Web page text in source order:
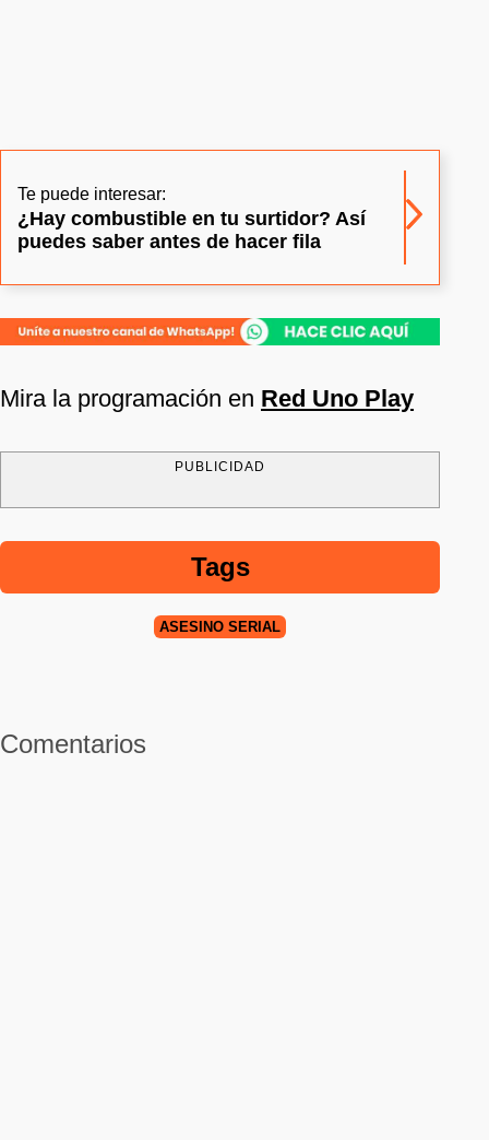
Te puede interesar:
¿Hay combustible en tu surtidor? Así
puedes saber antes de hacer fila
Mira la programación en Red Uno Play
PUBLICIDAD
Tags
ASESINO SERIAL
Comentarios